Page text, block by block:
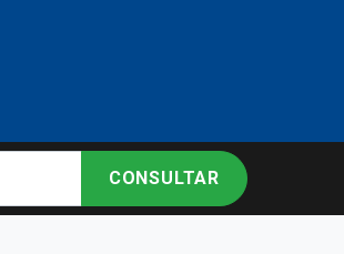
CONSULTAR